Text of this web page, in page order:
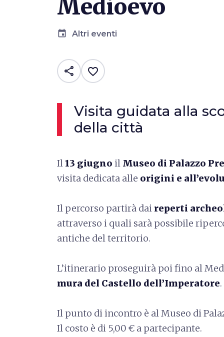
Medioevo
event Altri eventi
share favorite_border
Visita guidata alla
della città
Il13 giugno il Museo di Palazzo
visita dedicata alle origini e
Il percorso partirà dai reperti
attraverso i quali sarà possibile
antiche del territorio.
L’itinerario proseguirà poi fino al
mura del Castello dell’Imperatore.
Il punto di incontro è al Museo di
Il costo è di 5,00 € a partecipante.